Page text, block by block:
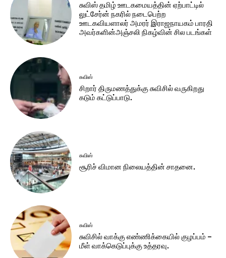
சுவிஸ் தமிழ் ஊடகமையத்தின் ஏற்பாட்டில்
லுட்சேர்ன் நகரில் நடைபெற்ற
ஊடகவியளாலர் அமரர் இராஜநாயகம் பாரதி
அவர்களின்அஞ்சலி நிகழ்வின் சில படங்கள்
சுவிஸ்
சிறார் திருமணத்துக்கு சுவிசில் வருகிறது
கடும் கட்டுப்பாடு.
சுவிஸ்
சூரிச் விமான நிலையத்தின் சாதனை.
சுவிஸ்
சுவிசில் வாக்கு எண்ணிக்கையில் குழப்பம் –
மீள் வாக்கெடுப்புக்கு உத்தரவு.